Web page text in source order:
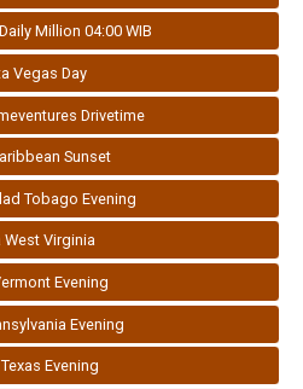
Million 04:00 WIB
Vegas Day
Drivetime
Sunset
Tobago Evening
West Virginia
Evening
Evening
Evening